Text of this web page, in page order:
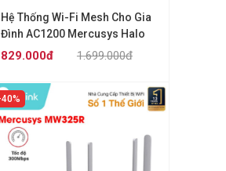
Hệ Thống Wi-Fi Mesh Cho Gia
Đình AC1200 Mercusys Halo
H30 (2 Pack)
1.699.000đ
829.000đ
40%